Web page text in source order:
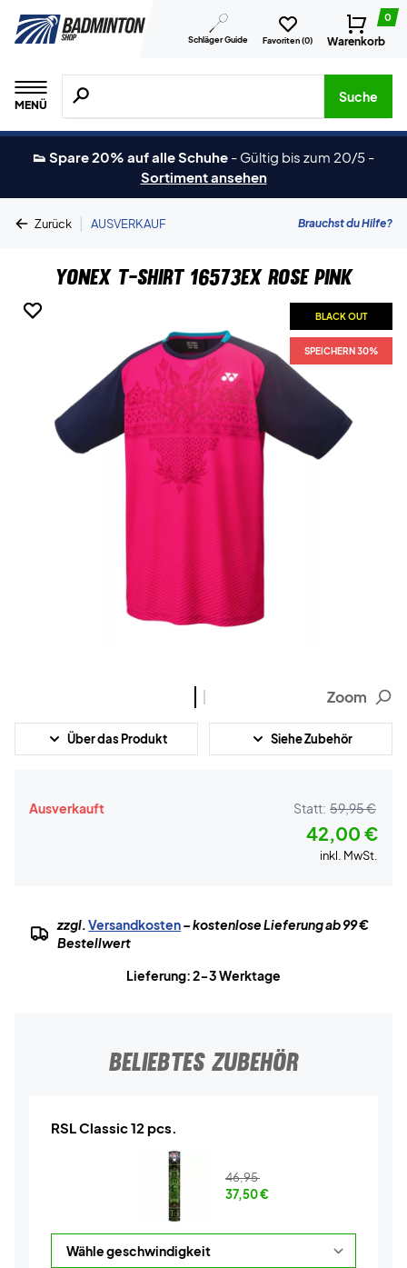
Schläger Guide Favoriten (0)
0
Warenkorb
MENÜ
Suche nach Produkten, Marken usw.
Suche
👟 Spare 20% auf alle Schuhe - Gültig bis zum 20/5 -
Sortiment ansehen
Zurück | AUSVERKAUF Brauchst du Hilfe?
Yonex T-shirt 16573EX Rose Pink
BLACK OUT
SPEICHERN 30%
BLACK OUT
SPEICHERN 30%
Zoom
Über das Produkt Siehe Zubehör
Ausverkauft Statt: 59,95 €
42,00 €
inkl. MwSt.
zzgl.Versandkosten– kostenlose Lieferung ab 99 €
Bestellwert
Lieferung: 2-3 Werktage
BELIEBTES ZUBEHÖR
RSL Classic 12 pcs.
46,95
37,50€